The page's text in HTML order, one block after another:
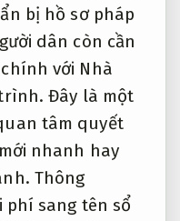
bị hồ sơ pháp
dân còn cần
với Nhà
Đây là một
tâm quyết
nhanh hay
Thông
phí sang tên sổ